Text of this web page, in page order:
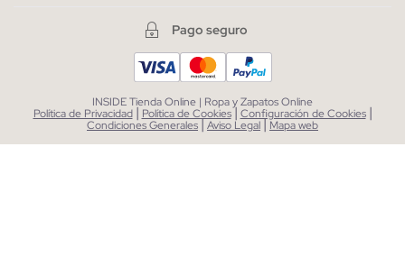
Pago seguro
INSIDE Tienda Online | Ropa y Zapatos Online
Política de Privacidad | Política de Cookies| Configuración de Cookies |
Condiciones Generales|Aviso Legal| Mapa web